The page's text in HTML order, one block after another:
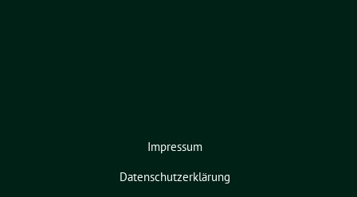
Impressum
Datenschutzerklärung